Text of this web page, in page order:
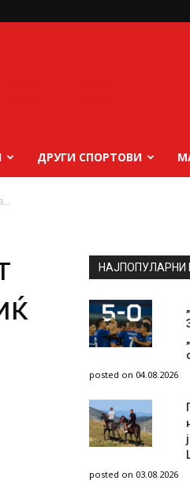
ДРУГИ СПОРТОВИ
НАЈПОПУЛАРНИ
posted on 04.08.2026
posted on 03.08.2026